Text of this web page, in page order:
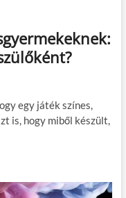
egy játék színes,
is, hogy miből készült,